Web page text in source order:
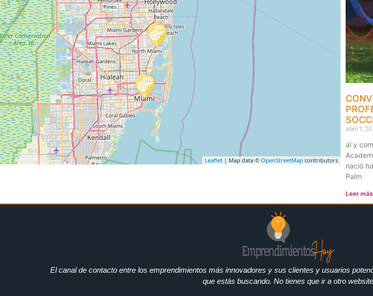
Leaflet | Map data © OpenStreetMap contributors
abril 1,
al y
nació
Palm
Leer
El canal de contacto entre los emprendimientos más innovadores y sus clientes y usuarios
que estás buscando. No tienes que ir a otro